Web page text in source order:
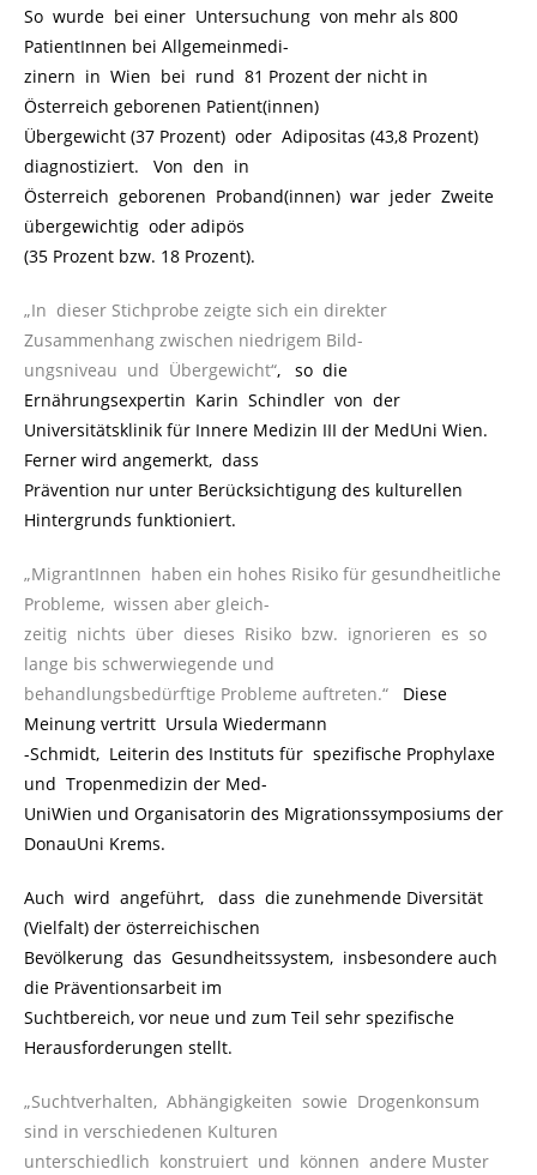
So wurde bei einer Untersuchung von mehr als 800
PatientInnen bei Allgemeinmedi-
zinern in Wien bei rund 81 Prozent der nicht in
Österreich geborenen Patient(innen)
Übergewicht (37 Prozent) oder Adipositas (43,8 Prozent)
diagnostiziert. Von den in
Österreich geborenen Proband(innen) war jeder Zweite
übergewichtig oder adipös
(35 Prozent bzw. 18 Prozent).
„In dieser Stichprobe zeigte sich ein direkter
Zusammenhang zwischen niedrigem Bild-
ungsniveau und Übergewicht“, so die
Ernährungsexpertin Karin Schindler von der
Universitätsklinik für Innere Medizin III der MedUni Wien.
Ferner wird angemerkt, dass
Prävention nur unter Berücksichtigung des kulturellen
Hintergrunds funktioniert.
„MigrantInnen haben ein hohes Risiko für gesundheitliche
Probleme, wissen aber gleich-
zeitig nichts über dieses Risiko bzw. ignorieren es so
lange bis schwerwiegende und
behandlungsbedürftige Probleme auftreten.“
Diese
Meinung vertritt Ursula Wiedermann
-Schmidt, Leiterin des Instituts für spezifische Prophylaxe
und Tropenmedizin der Med-
UniWien und Organisatorin des Migrationssymposiums der
DonauUni Krems.
Auch wird angeführt, dass die zunehmende Diversität
(Vielfalt) der österreichischen
Bevölkerung das Gesundheitssystem, insbesondere auch
die Präventionsarbeit im
Suchtbereich, vor neue und zum Teil sehr spezifische
Herausforderungen stellt.
„Suchtverhalten, Abhängigkeiten sowie Drogenkonsum
sind in verschiedenen Kulturen
unterschiedlich konstruiert und können andere Muster